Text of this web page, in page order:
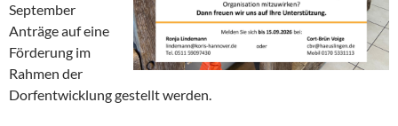
September
Anträge auf eine
Förderung im
Rahmen der
Dorfentwicklung gestellt werden.